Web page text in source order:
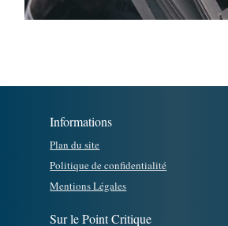
Informations
Plan du site
Politique de confidentialité
Mentions Légales
Sur le Point Critique